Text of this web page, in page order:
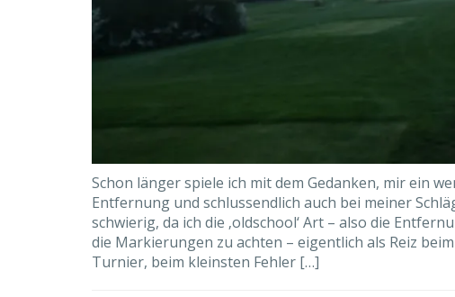
Schon länger spiele ich mit dem Gedanken, mir ein
Entfernung und schlussendlich auch bei meiner
schwierig, da ich die ‚oldschool‘ Art – also die
die Markierungen zu achten – eigentlich als Reiz
Turnier, beim kleinsten Fehler […]